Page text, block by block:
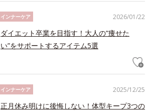
2026/01/22
インナーケア
ダイエット卒業を目指す！大人の“痩せた
い”をサポートするアイテム5選
2025/12/25
インナーケア
正月休み明けに後悔しない！体型キープ3つの